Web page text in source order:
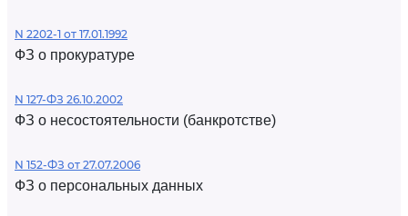
N 2202-1 от 17.01.1992
ФЗ о прокуратуре
N 127-ФЗ 26.10.2002
ФЗ о несостоятельности (банкротстве)
N 152-ФЗ от 27.07.2006
ФЗ о персональных данных